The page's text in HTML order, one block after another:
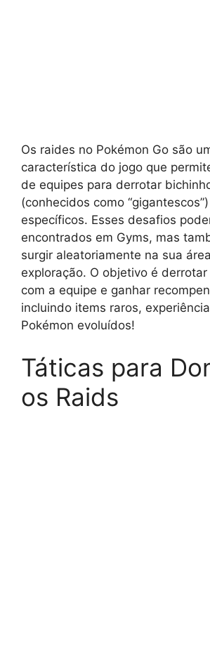
Os raides no Pokémon Go são
característica do jogo que
de equipes para derrotar
(conhecidos como
específicos. Esses desafios
encontrados em Gyms, mas
surgir aleatoriamente na sua
exploração. O objetivo é
com a equipe e ganhar
incluindo items raros,
Pokémon evoluídos!
Táticas para
os Raids